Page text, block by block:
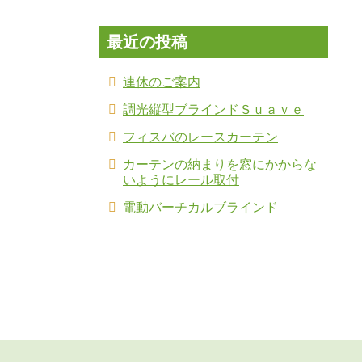
最近の投稿
連休のご案内
調光縦型ブラインドＳｕａｖｅ
フィスバのレースカーテン
カーテンの納まりを窓にかからな
いようにレール取付
電動バーチカルブラインド